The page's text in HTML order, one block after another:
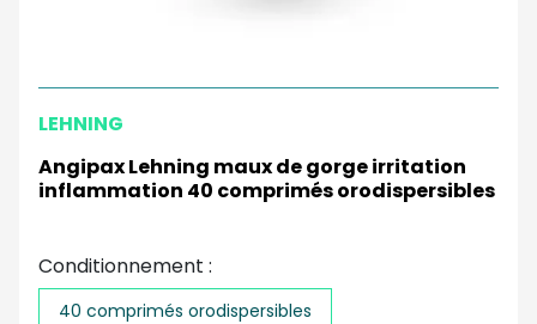
LEHNING
Angipax Lehning maux de gorge irritation
inflammation 40 comprimés orodispersibles
Conditionnement :
40 comprimés orodispersibles